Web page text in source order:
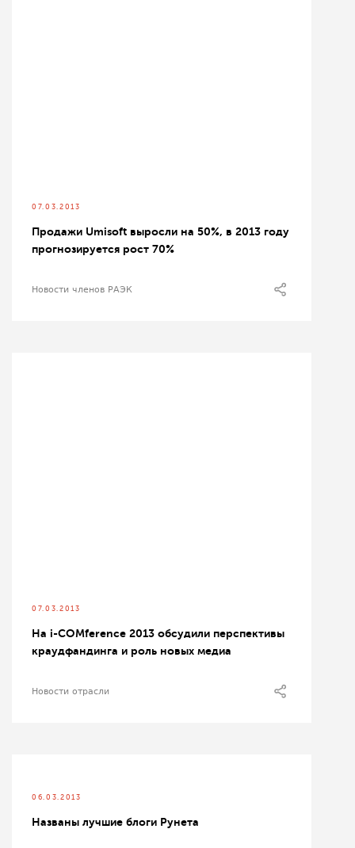
07.03.2013
Продажи Umisoft выросли на 50%, в 2013 году
прогнозируется рост 70%
Новости членов РАЭК
07.03.2013
На i-СOMference 2013 обсудили перспективы
краудфандинга и роль новых медиа
Новости отрасли
06.03.2013
Названы лучшие блоги Рунета